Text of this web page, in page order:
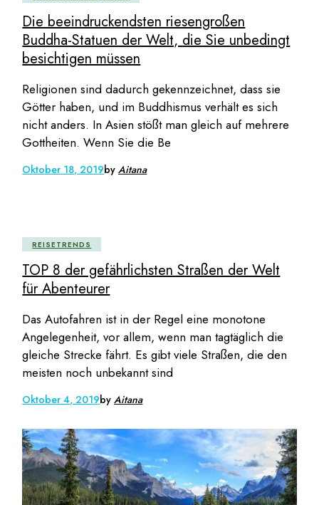
Die beeindruckendsten riesengroßen
Buddha-Statuen der Welt, die Sie unbedingt
besichtigen müssen
Religionen sind dadurch gekennzeichnet, dass sie
Götter haben, und im Buddhismus verhält es sich
nicht anders. In Asien stößt man gleich auf mehrere
Gottheiten. Wenn Sie die Be
Oktober 18, 2019byAitana
REISETRENDS
TOP 8 der gefährlichsten Straßen der Welt
für Abenteurer
Das Autofahren ist in der Regel eine monotone
Angelegenheit, vor allem, wenn man tagtäglich die
gleiche Strecke fährt. Es gibt viele Straßen, die den
meisten noch unbekannt sind
Oktober 4, 2019byAitana